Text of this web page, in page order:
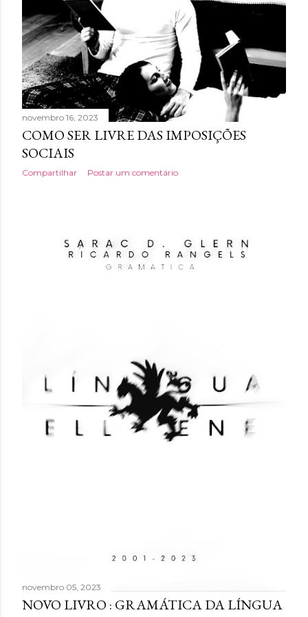
e
n
s
novembro 16, 2023
COMO SER LIVRE DAS IMPOSIÇÕES
SOCIAIS
Compartilhar Postar um comentário
novembro 05, 2023
NOVO LIVRO : GRAMÁTICA DA LÍNGUA